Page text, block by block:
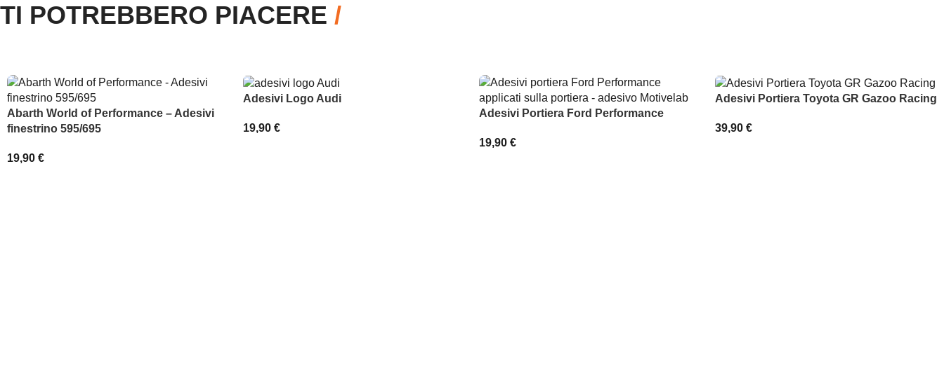
TI POTREBBERO PIACERE /
Abarth World of Performance – Adesivi
finestrino 595/695
19,90 €
Adesivi Logo Audi
19,90 €
Adesivi Portiera Ford Performance
19,90 €
Adesivi Portiera Toyota GR Gazoo Racing
39,90 €